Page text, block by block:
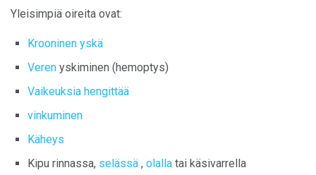
Yleisimpiä oireita ovat:
Krooninen yskä
Veren yskiminen (hemoptys)
Vaikeuksia hengittää
vinkuminen
Käheys
Kipu rinnassa, selässä , olalla tai käsivarrella